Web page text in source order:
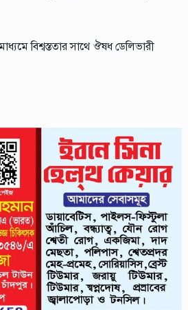
বিশ্বস্ততার সাথে ঔষধ ডেলিভারী